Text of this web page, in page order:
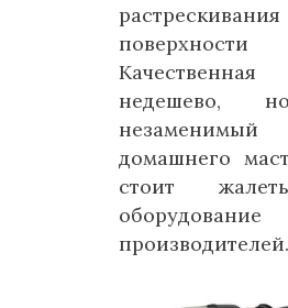
недешево,
домашнего
стоит
производителей.